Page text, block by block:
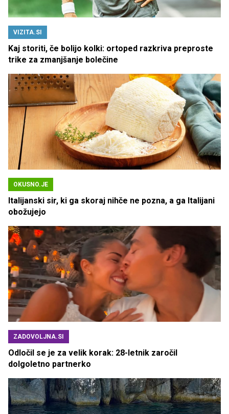
VIZITA.SI
Kaj storiti, če bolijo kolki: ortoped razkriva preproste
trike za zmanjšanje bolečine
OKUSNO.JE
Italijanski sir, ki ga skoraj nihče ne pozna, a ga Italijani
obožujejo
ZADOVOLJNA.SI
Odločil se je za velik korak: 28-letnik zaročil
dolgoletno partnerko